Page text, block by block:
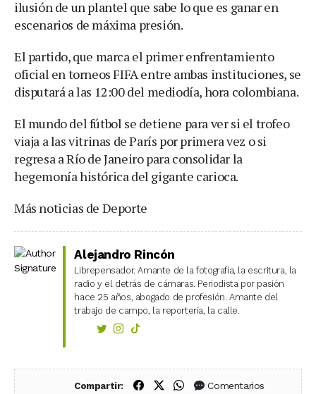
ilusión de un plantel que sabe lo que es ganar en
escenarios de máxima presión.
El partido, que marca el primer enfrentamiento
oficial en torneos FIFA entre ambas instituciones, se
disputará a las 12:00 del mediodía, hora colombiana.
El mundo del fútbol se detiene para ver si el trofeo
viaja a las vitrinas de París por primera vez o si
regresa a Río de Janeiro para consolidar la
hegemonía histórica del gigante carioca.
Más noticias de Deporte
Alejandro Rincón
Librepensador. Amante de la fotografía, la escritura, la
radio y el detrás de cámaras. Periodista por pasión
hace 25 años, abogado de profesión. Amante del
trabajo de campo, la reportería, la calle.
Compartir: Compartir en Facebook
Compartir en X (Twitter)
Compartir en WhatsApp
Comentarios